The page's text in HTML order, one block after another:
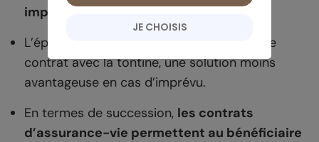
importante.
L’épargne n’est pas disponible en cours de
contrat avec la tontine, une solution moins
avantageuse en cas d’imprévu.
En termes de succession, les contrats
d’assurance-vie permettent au bénéficiaire
JE CHOISIS